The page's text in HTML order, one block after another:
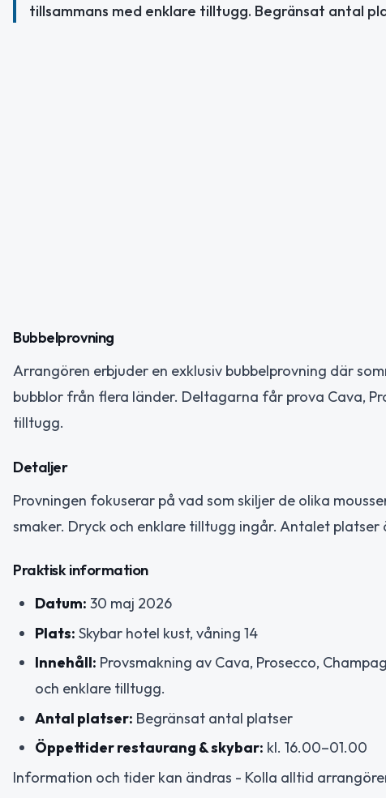
tillsammans med enklare tilltugg. Begränsat antal
Bubbelprovning
Arrangören erbjuder en exklusiv bubbelprovning där
bubblor från flera länder. Deltagarna får prova Cava,
tilltugg.
Detaljer
Provningen fokuserar på vad som skiljer de olika
smaker. Dryck och enklare tilltugg ingår. Antalet platser
Praktisk information
Datum: 30 maj 2026
Plats: Skybar hotel kust, våning 14
Innehåll: Provsmakning av Cava, Prosecco,
och enklare tilltugg.
Antal platser: Begränsat antal platser
Öppettider restaurang & skybar: kl. 16.00–01.00
Information och tider kan ändras - Kolla alltid